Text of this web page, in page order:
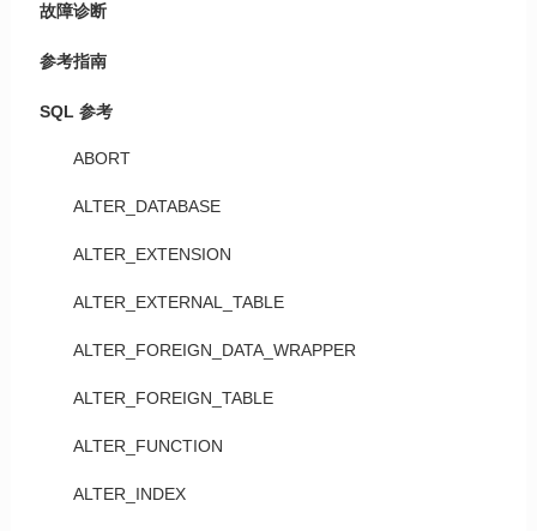
故障诊断
参考指南
SQL 参考
ABORT
ALTER_DATABASE
ALTER_EXTENSION
ALTER_EXTERNAL_TABLE
ALTER_FOREIGN_DATA_WRAPPER
ALTER_FOREIGN_TABLE
ALTER_FUNCTION
ALTER_INDEX